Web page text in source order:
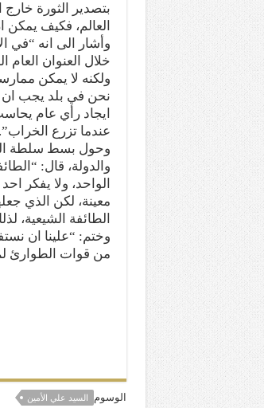
بتصدير الثورة خارج
العالم، فكيف
وأشار الى انه “في
خلال العنوان
ولكنه لا يمكن
نحن في بلد يجب ان
ايجاد رأي عام
عندما تزرع الخراب”.
وحول بسط سلطة
والدولة، قال:
الواحد، ولا يفكر
معينة، لكن الذي
الطائفة الشيعية،
من قوات الطوارئ
الوسوم السيد علي الأمين